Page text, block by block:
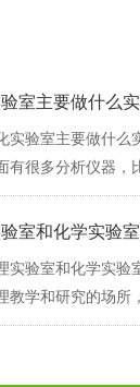
室主要做什么
实验室主要做什么
很多分析仪器，比
室和化学实验
实验室和化学实验室
教学和研究的场所